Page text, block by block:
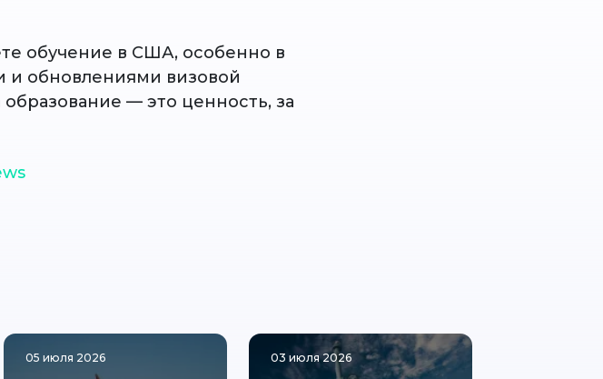
обучение в США, особенно в
и обновлениями визовой
— это ценность, за
05 июля 2026 03 июля 2026